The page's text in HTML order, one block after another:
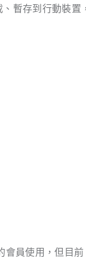
暫存到行動裝
會員使用，但目前